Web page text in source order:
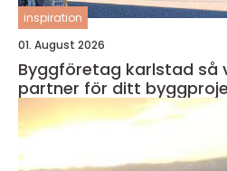
inspiration
01. August 2026
Byggföretag karlstad så väljer du rätt
partner för ditt